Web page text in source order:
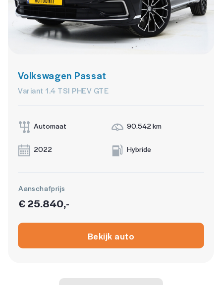
Volkswagen Passat
Variant 1.4 TSI PHEV GTE
Automaat 90.542 km
2022 Hybride
Aanschafprijs
€ 25.840,-
Bekijk auto